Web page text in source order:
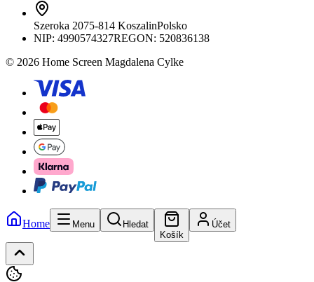
Szeroka 2075-814 KoszalinPolsko
NIP: 4990574327REGON: 520836138
© 2026 Home Screen Magdalena Cylke
Home Menu
Hledat
Košík
Účet